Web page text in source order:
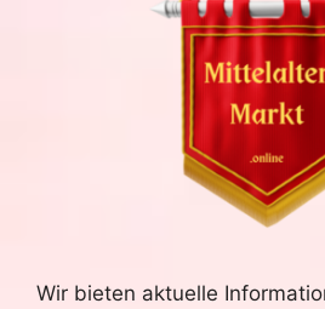
Wir bieten aktuelle